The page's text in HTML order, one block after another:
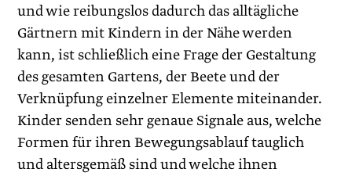
und wie reibungslos dadurch das alltägliche
Gärtnern mit Kindern in der Nähe werden
kann, ist schließlich eine Frage der Gestaltung
des gesamten Gartens, der Beete und der
Verknüpfung einzelner Elemente miteinander.
Kinder senden sehr genaue Signale aus, welche
Formen für ihren Bewegungsablauf tauglich
und altersgemäß sind und welche ihnen